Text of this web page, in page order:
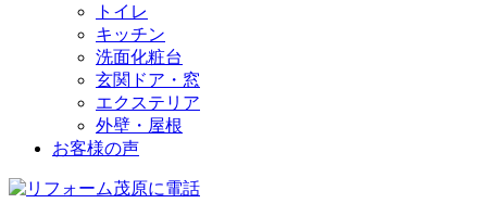
トイレ
キッチン
洗面化粧台
玄関ドア・窓
エクステリア
外壁・屋根
お客様の声